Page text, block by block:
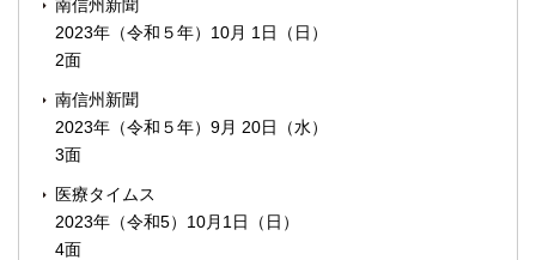
南信州新聞
2023年（令和５年）10月 1日（日）
2面
南信州新聞
2023年（令和５年）9月 20日（水）
3面
医療タイムス
2023年（令和5）10月1日（日）
4面